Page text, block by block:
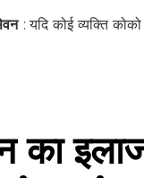
: यदि कोई व्यक्ति
का